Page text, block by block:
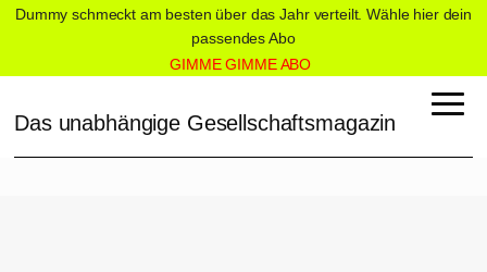
Dummy schmeckt am besten über das Jahr verteilt. Wähle hier dein
passendes Abo
GIMME GIMME ABO
Das unabhängige Gesellschaftsmagazin